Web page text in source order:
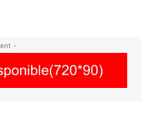
-